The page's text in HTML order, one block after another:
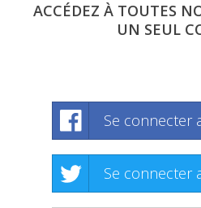
ACCÉDEZ À TOUTES
UN SEUL
Se connecter
Se connecter